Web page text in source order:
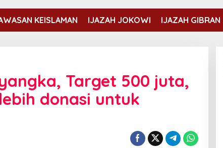
KEISLAMAN IJAZAH JOKOWI IJAZAH GIBRAN
Target 500 juta,
donasi untuk
mengisyaratkan bakal terjadinya
Di DUNIA ISLAM, INTERNASIONAL |
Sabtu, 8